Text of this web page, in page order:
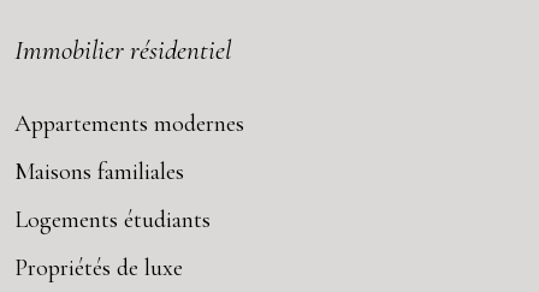
Immobilier résidentiel
Appartements modernes
Maisons familiales
Logements étudiants
Propriétés de luxe